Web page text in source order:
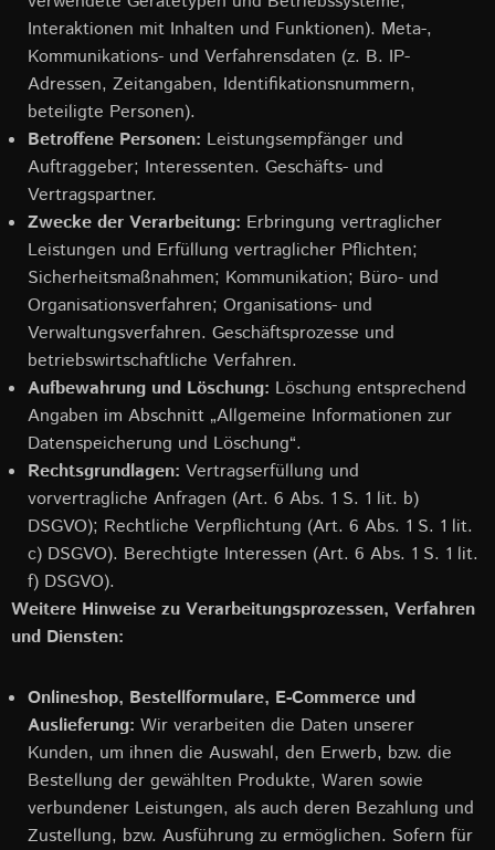
Interaktionen mit Inhalten und Funktionen). Meta-,
Kommunikations- und Verfahrensdaten (z. B. IP-
Adressen, Zeitangaben, Identifikationsnummern,
beteiligte Personen).
Betroffene Personen: Leistungsempfänger und
Auftraggeber; Interessenten. Geschäfts- und
Vertragspartner.
Zwecke der Verarbeitung: Erbringung vertraglicher
Leistungen und Erfüllung vertraglicher Pflichten;
Sicherheitsmaßnahmen; Kommunikation; Büro- und
Organisationsverfahren; Organisations- und
Verwaltungsverfahren. Geschäftsprozesse und
betriebswirtschaftliche Verfahren.
Aufbewahrung und Löschung: Löschung entsprechend
Angaben im Abschnitt „Allgemeine Informationen zur
Datenspeicherung und Löschung“.
Rechtsgrundlagen: Vertragserfüllung und
vorvertragliche Anfragen (Art. 6 Abs. 1 S. 1 lit. b)
DSGVO); Rechtliche Verpflichtung (Art. 6 Abs. 1 S. 1 lit.
c) DSGVO). Berechtigte Interessen (Art. 6 Abs. 1 S. 1 lit.
f) DSGVO).
Weitere Hinweise zu Verarbeitungsprozessen, Verfahren
und Diensten:
Onlineshop, Bestellformulare, E-Commerce und
Auslieferung: Wir verarbeiten die Daten unserer
Kunden, um ihnen die Auswahl, den Erwerb, bzw. die
Bestellung der gewählten Produkte, Waren sowie
verbundener Leistungen, als auch deren Bezahlung und
Zustellung, bzw. Ausführung zu ermöglichen. Sofern für